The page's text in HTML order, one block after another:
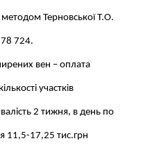
Терновської Т.О.
724.
вен – оплата
участків
2 тижня, в день по
11,5-17,25 тис.грн